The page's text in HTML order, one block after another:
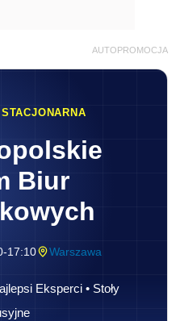
AUTOPROMOCJA
Biur
17:10 Warszawa
Eksperci • Stoły